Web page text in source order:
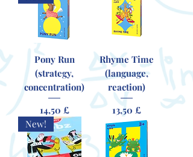
Pony Run
(strategy,
concentration)
Цена
14,50 £
Rhyme Time
(language,
reaction)
Цена
13,50 £
New!